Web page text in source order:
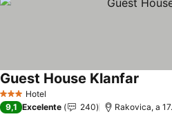
3 EstrelasHotel
Guest House Klanfar
9,1 Excelente 240 Rakovica, a